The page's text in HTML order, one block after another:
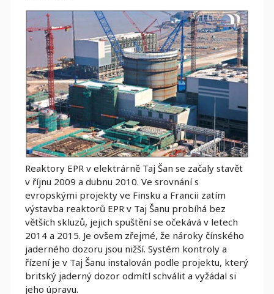
Reaktory EPR v elektrárně Taj Šan se začaly stavět
v říjnu 2009 a dubnu 2010. Ve srovnání s
evropskými projekty ve Finsku a Francii zatím
výstavba reaktorů EPR v Taj Šanu probíhá bez
větších skluzů, jejich spuštění se očekává v letech
2014 a 2015. Je ovšem zřejmé, že nároky čínského
jaderného dozoru jsou nižší. Systém kontroly a
řízení je v Taj Šanu instalován podle projektu, který
britský jaderný dozor odmítl schválit a vyžádal si
jeho úpravu.